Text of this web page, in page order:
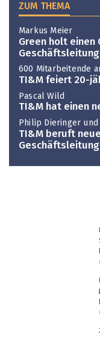
ZUM THEMA
Markus Meier
Green holt einen
Geschäftsleitung
600 Mitarbeitende
TI&M feiert 20-
Pascal Wild
TI&M hat einen
Philip Dieringer und
TI&M beruft
Geschäftsleitung